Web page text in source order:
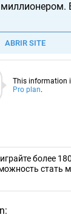
ABRIR SITE
This information
Pro plan.
более
стать